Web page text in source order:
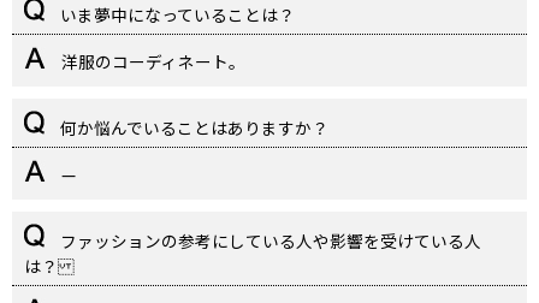
いま夢中になっていることは？
洋服のコーディネート。
何か悩んでいることはありますか？
—
ファッションの参考にしている人や影響を受けている人
は？